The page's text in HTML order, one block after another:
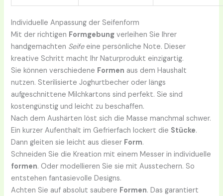
Individuelle Anpassung der Seifenform
Mit der richtigen Formgebung verleihen Sie Ihrer
handgemachten Seifeeine persönliche Note. Dieser
kreative Schritt macht Ihr Naturprodukt einzigartig.
Sie können verschiedene Formen aus dem Haushalt
nutzen. Sterilisierte Joghurtbecher oder längs
aufgeschnittene Milchkartons sind perfekt. Sie sind
kostengünstig und leicht zu beschaffen.
Nach dem Aushärten löst sich die Masse manchmal schwer.
Ein kurzer Aufenthalt im Gefrierfach lockert die Stücke.
Dann gleiten sie leicht aus dieser Form.
Schneiden Sie die Kreation mit einem Messer in individuelle
formen. Oder modellieren Sie sie mit Ausstechern. So
entstehen fantasievolle Designs.
Achten Sie auf absolut saubere Formen. Das garantiert